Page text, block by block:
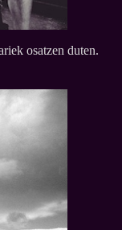
osatzen duten.